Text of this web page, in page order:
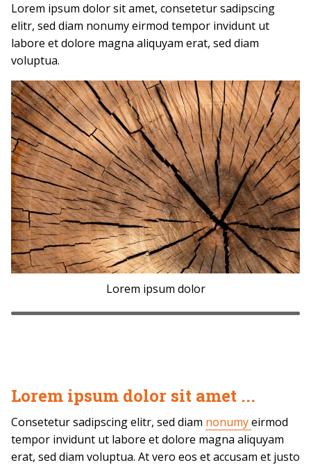
Lorem ipsum dolor sit amet, consetetur sadipscing
elitr, sed diam nonumy eirmod tempor invidunt ut
labore et dolore magna aliquyam erat, sed diam
voluptua.
Lorem ipsum dolor
Lorem ipsum dolor sit amet ...
Consetetur sadipscing elitr, sed diam nonumyeirmod
tempor invidunt ut labore et dolore magna aliquyam
erat, sed diam voluptua. At vero eos et accusam et justo